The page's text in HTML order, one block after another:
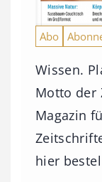
Abo
Wissen.
Motto der
Magazin
hier